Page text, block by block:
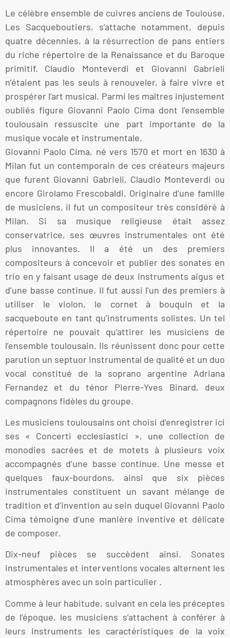
Le célèbre ensemble de cuivres anciens de Toulouse,
Les Sacqueboutiers, s’attache notamment, depuis
quatre décennies, à la résurrection de pans entiers
du riche répertoire de la Renaissance et du Baroque
primitif. Claudio Monteverdi et Giovanni Gabrieli
n’étaient pas les seuls à renouveler, à faire vivre et
prospérer l’art musical. Parmi les maîtres injustement
oubliés figure Giovanni Paolo Cima dont l’ensemble
toulousain ressuscite une part importante de la
musique vocale et instrumentale.
Giovanni Paolo Cima, né vers 1570 et mort en 1630 à
Milan fut un contemporain de ces créateurs majeurs
que furent Giovanni Gabrieli, Claudio Monteverdi ou
encore Girolamo Frescobaldi. Originaire d’une famille
de musiciens, il fut un compositeur très considéré à
Milan. Si sa musique religieuse était assez
conservatrice, ses œuvres instrumentales ont été
plus innovantes. Il a été un des premiers
compositeurs à concevoir et publier des sonates en
trio en y faisant usage de deux instruments aigus et
d’une basse continue. Il fut aussi l’un des premiers à
utiliser le violon, le cornet à bouquin et la
sacqueboute en tant qu’instruments solistes. Un tel
répertoire ne pouvait qu’attirer les musiciens de
l’ensemble toulousain. Ils réunissent donc pour cette
parution un septuor instrumental de qualité et un duo
vocal constitué de la soprano argentine Adriana
Fernandez et du ténor Pierre-Yves Binard, deux
compagnons fidèles du groupe.
Les musiciens toulousains ont choisi d’enregistrer ici
ses « Concerti ecclesiastici », une collection de
monodies sacrées et de motets à plusieurs voix
accompagnés d’une basse continue. Une messe et
quelques faux-bourdons, ainsi que six pièces
instrumentales constituent un savant mélange de
tradition et d’invention au sein duquel Giovanni Paolo
Cima témoigne d’une manière inventive et délicate
de composer.
Dix-neuf pièces se succèdent ainsi. Sonates
instrumentales et interventions vocales alternent les
atmosphères avec un soin particulier .
Comme à leur habitude, suivant en cela les préceptes
de l’époque, les musiciens s’attachent à conférer à
leurs instruments les caractéristiques de la voix